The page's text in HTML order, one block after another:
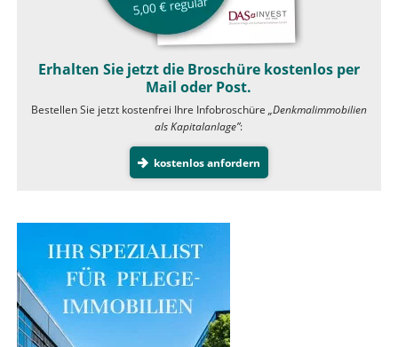
Erhalten Sie jetzt die Broschüre kostenlos per
Mail oder Post.
Bestellen Sie jetzt kostenfrei Ihre Infobroschüre „Denkmalimmobilien
als Kapitalanlage”:
kostenlos anfordern